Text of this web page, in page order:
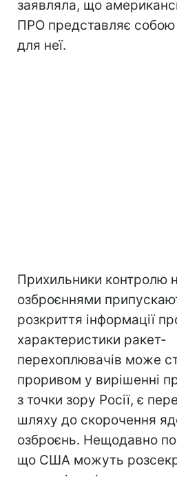
заявляла, що
ПРО представляє собою
для неї.
Прихильники контролю
озброєннями
розкриття інформації
характеристики ракет-
перехоплювачів може
проривом у вирішенні
з точки зору Росії, є
шляху до скорочення
озброєнь. Нещодавно
що США можуть